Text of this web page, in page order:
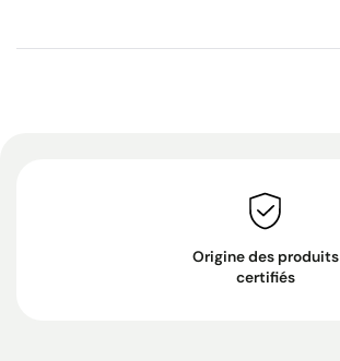
Origine des produits
certifiés